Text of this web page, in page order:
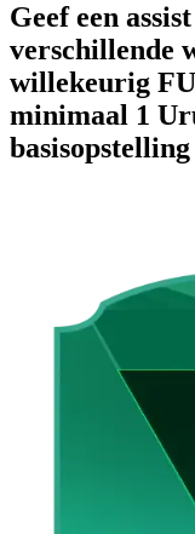
Geef een
verschillende
willekeurig
minimaal 1